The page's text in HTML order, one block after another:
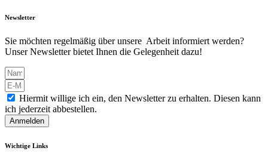
Newsletter
Sie möchten regelmäßig über unsere Arbeit informiert werden?
Unser Newsletter bietet Ihnen die Gelegenheit dazu!
Hiermit willige ich ein, den Newsletter zu erhalten. Diesen kann
ich jederzeit abbestellen.
Anmelden
Wichtige Links